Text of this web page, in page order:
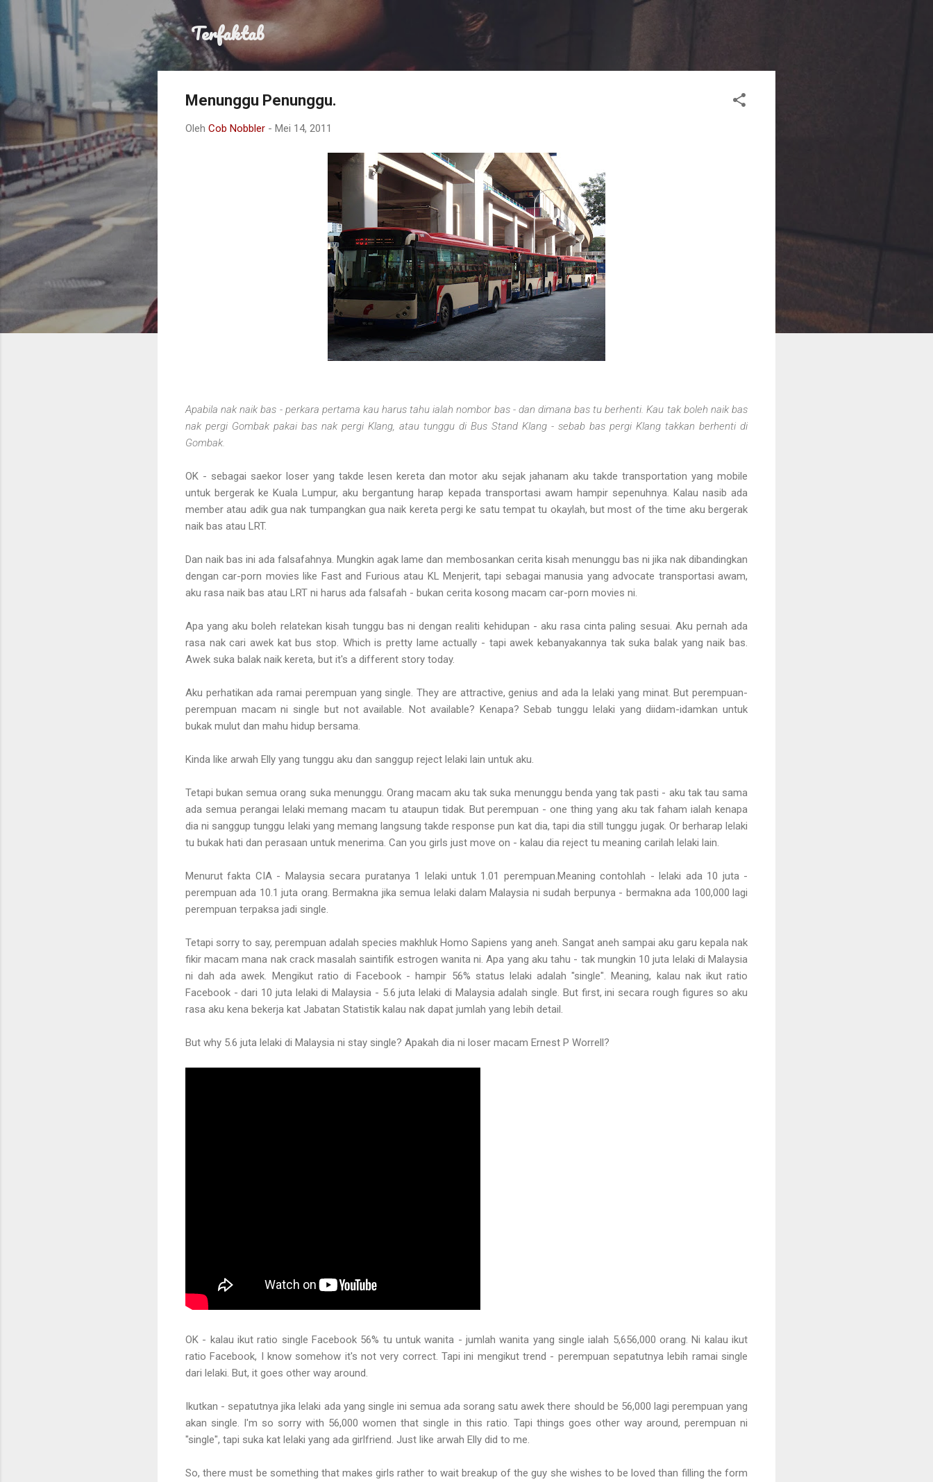
Langkau ke kandungan utama
Terfaktab
Menunggu Penunggu.
Oleh Cob Nobbler - Mei 14, 2011
Apabila nak naik bas - perkara pertama kau harus tahu ialah nombor bas - dan dimana bas tu berhenti. Kau tak boleh naik bas
nak pergi Gombak pakai bas nak pergi Klang, atau tunggu di Bus Stand Klang - sebab bas pergi Klang takkan berhenti di
Gombak.
OK - sebagai saekor loser yang takde lesen kereta dan motor aku sejak jahanam aku takde transportation yang mobile
untuk bergerak ke Kuala Lumpur, aku bergantung harap kepada transportasi awam hampir sepenuhnya. Kalau nasib ada
member atau adik gua nak tumpangkan gua naik kereta pergi ke satu tempat tu okaylah, but most of the time aku bergerak
naik bas atau LRT.
Dan naik bas ini ada falsafahnya. Mungkin agak lame dan membosankan cerita kisah menunggu bas ni jika nak dibandingkan
dengan car-porn movies like Fast and Furious atau KL Menjerit, tapi sebagai manusia yang advocate transportasi awam,
aku rasa naik bas atau LRT ni harus ada falsafah - bukan cerita kosong macam car-porn movies ni.
Apa yang aku boleh relatekan kisah tunggu bas ni dengan realiti kehidupan - aku rasa cinta paling sesuai. Aku pernah ada
rasa nak cari awek kat bus stop. Which is pretty lame actually - tapi awek kebanyakannya tak suka balak yang naik bas.
Awek suka balak naik kereta, but it's a different story today.
Aku perhatikan ada ramai perempuan yang single. They are attractive, genius and ada la lelaki yang minat. But perempuan-
perempuan macam ni single but not available. Not available? Kenapa? Sebab tunggu lelaki yang diidam-idamkan untuk
bukak mulut dan mahu hidup bersama.
Kinda like arwah Elly yang tunggu aku dan sanggup reject lelaki lain untuk aku.
Tetapi bukan semua orang suka menunggu. Orang macam aku tak suka menunggu benda yang tak pasti - aku tak tau sama
ada semua perangai lelaki memang macam tu ataupun tidak. But perempuan - one thing yang aku tak faham ialah kenapa
dia ni sanggup tunggu lelaki yang memang langsung takde response pun kat dia, tapi dia still tunggu jugak. Or berharap lelaki
tu bukak hati dan perasaan untuk menerima. Can you girls just move on - kalau dia reject tu meaning carilah lelaki lain.
Menurut fakta CIA - Malaysia secara puratanya 1 lelaki untuk 1.01 perempuan.Meaning contohlah - lelaki ada 10 juta -
perempuan ada 10.1 juta orang. Bermakna jika semua lelaki dalam Malaysia ni sudah berpunya - bermakna ada 100,000 lagi
perempuan terpaksa jadi single.
Tetapi sorry to say, perempuan adalah species makhluk Homo Sapiens yang aneh. Sangat aneh sampai aku garu kepala nak
fikir macam mana nak crack masalah saintifik estrogen wanita ni. Apa yang aku tahu - tak mungkin 10 juta lelaki di Malaysia
ni dah ada awek. Mengikut ratio di Facebook - hampir 56% status lelaki adalah "single". Meaning, kalau nak ikut ratio
Facebook - dari 10 juta lelaki di Malaysia - 5.6 juta lelaki di Malaysia adalah single. But first, ini secara rough figures so aku
rasa aku kena bekerja kat Jabatan Statistik kalau nak dapat jumlah yang lebih detail.
But why 5.6 juta lelaki di Malaysia ni stay single? Apakah dia ni loser macam Ernest P Worrell?
OK - kalau ikut ratio single Facebook 56% tu untuk wanita - jumlah wanita yang single ialah 5,656,000 orang. Ni kalau ikut
ratio Facebook, I know somehow it's not very correct. Tapi ini mengikut trend - perempuan sepatutnya lebih ramai single
dari lelaki. But, it goes other way around.
Ikutkan - sepatutnya jika lelaki ada yang single ini semua ada sorang satu awek there should be 56,000 lagi perempuan yang
akan single. I'm so sorry with 56,000 women that single in this ratio. Tapi things goes other way around, perempuan ni
"single", tapi suka kat lelaki yang ada girlfriend. Just like arwah Elly did to me.
So, there must be something that makes girls rather to wait breakup of the guy she wishes to be loved than filling the form